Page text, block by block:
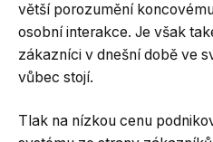
větší porozumění
osobní interakce. Je však
zákazníci v dnešní době ve
vůbec stojí.
Tlak na nízkou cenu